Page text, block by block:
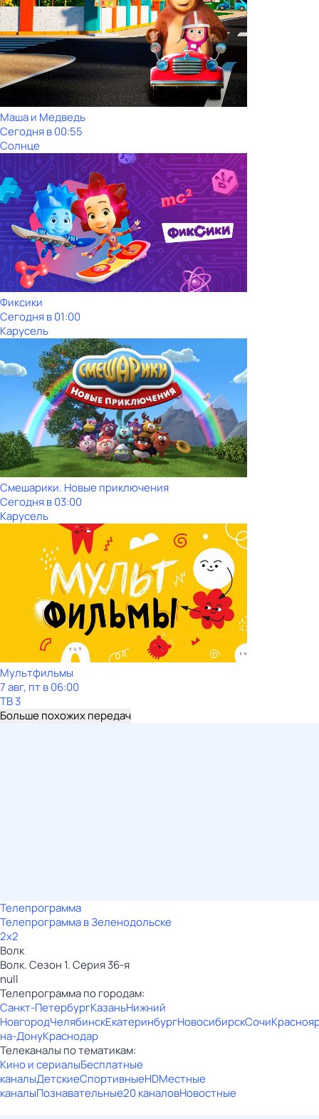
Маша и Медведь
Сегодня в 00:55
Солнце
Фиксики
Сегодня в 01:00
Карусель
Смешарики. Новые приключения
Сегодня в 03:00
Карусель
Мультфильмы
7 авг, пт в 06:00
ТВ 3
Больше похожих передач
Телепрограмма
Телепрограмма в Зеленодольске
2x2
Волк
Волк. Сезон 1. Серия 36-я
null
Телепрограмма по городам:
Санкт-ПетербургКазаньНижний
НовгородЧелябинскЕкатеринбургНовосибирскСочи
на-ДонуКраснодар
Телеканалы по тематикам:
Кино и сериалыБесплатные
каналыДетскиеСпортивныеHDМестные
каналыПознавательные20 каналовНовостные